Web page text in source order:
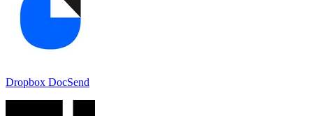
Dropbox DocSend